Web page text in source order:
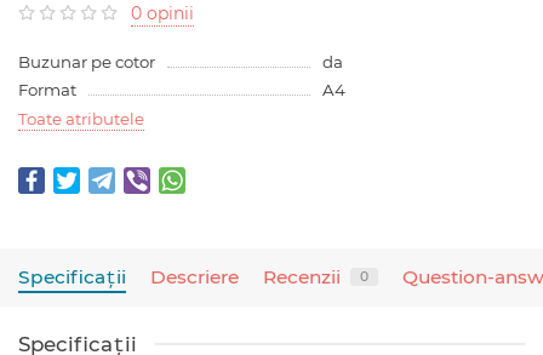
0 opinii
Buzunar pe cotor
da
Format
A4
Toate atributele
Specificaţii Descriere Recenzii 0 Question-
Specificaţii